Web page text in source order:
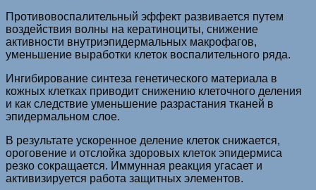
Противовоспалительный эффект развивается путем
воздействия волны на кератиноциты, снижение
активности внутриэпидермальных макрофагов,
уменьшение выработки клеток воспалительного ряда.
Ингибирование синтеза генетического материала в
кожных клетках приводит снижению клеточного деления
и как следствие уменьшение разрастания тканей в
эпидермальном слое.
В результате ускоренное деление клеток снижается,
ороговение и отслойка здоровых клеток эпидермиса
резко сокращается. Иммунная реакция угасает и
активизируется работа защитных элементов.